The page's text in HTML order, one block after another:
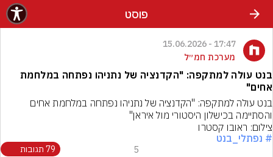
פוסט
17:47 - 15.06.2026
מערכת חמ״ל
בנט עולה למתקפה: "הקדנציה של נתניהו נפתחה במלחמת
אחים"
והסתיימה בכישלון היסטורי מול איראן"
צילום: ראובו קסטרו
# נפתלי_בנט
5 79 תגובות